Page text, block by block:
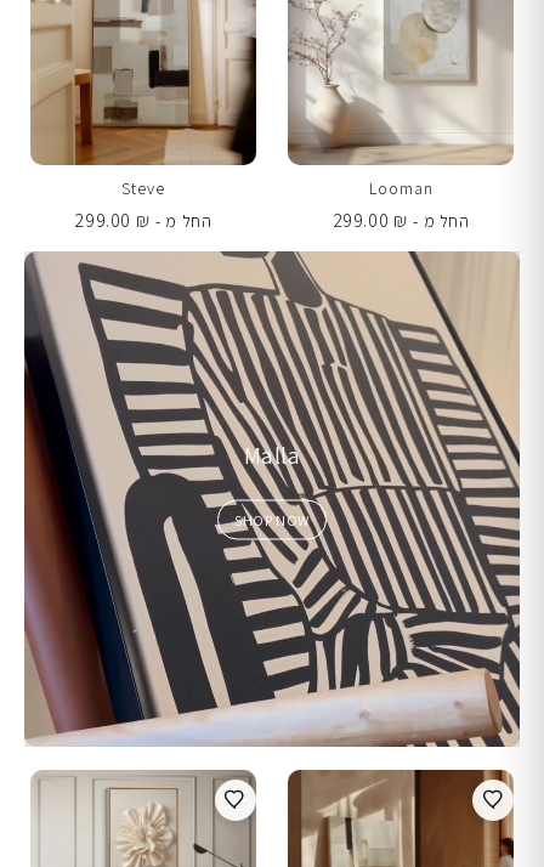
Looman
החל מ -
299.00 ₪
Steve
החל מ -
299.00 ₪
Malla
SHOP NOW